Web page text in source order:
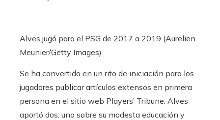
Alves jugó para el PSG de 2017 a 2019 (Aurelien
Meunier/Getty Images)
Se ha convertido en un rito de iniciación para los
jugadores publicar artículos extensos en primera
persona en el sitio web Players’ Tribune. Alves
aportó dos: uno sobre su modesta educación y